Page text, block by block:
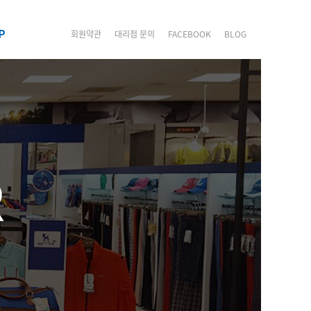
회원약관 대리점 문의 FACEBOOK BLOG